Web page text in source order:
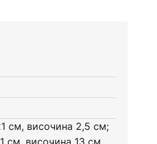
см, височина 2,5 см;